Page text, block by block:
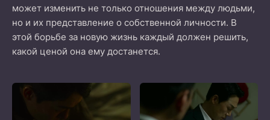
может изменить не только отношения между людьми,
но и их представление о собственной личности. В
этой борьбе за новую жизнь каждый должен решить,
какой ценой она ему достанется.